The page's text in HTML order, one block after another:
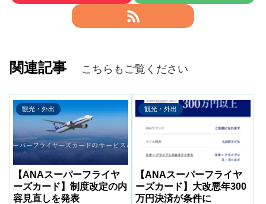
関連記事 こちらもご覧ください
観光・外出
【ANAスーパーフライヤ
ーズカード】制度改定の内
容見直しを発表
観光・外出
【ANAスーパーフライヤ
ーズカード】大改悪年300
万円決済が条件に